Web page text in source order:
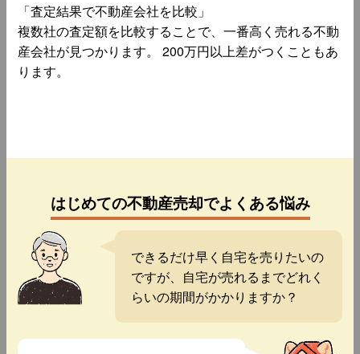
「査定結果で不動産会社を比較」
複数社の査定額を比較することで、一番高く売れる不動
産会社が見つかります。 200万円以上差がつくこともあ
ります。
はじめての不動産売却でよくある悩み
できるだけ早く自宅を売りたいの
ですが、自宅が売れるまでどれく
らいの期間がかかりますか？